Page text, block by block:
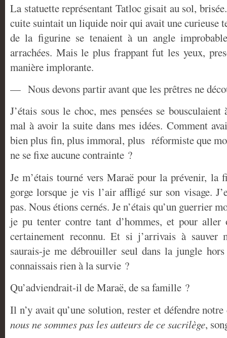
La statuette représentant Tatloc gisait au sol,
cuite suintait un liquide noir qui avait une curieuse
de la figurine se tenaient à un angle
arrachées. Mais le plus frappant fut les yeux,
manière implorante.
— Nous devons partir avant que les prêtres ne
J’étais sous le choc, mes pensées se
mal à avoir la suite dans mes idées. Comment
bien plus fin, plus immoral, plus réformiste que
ne se fixe aucune contrainte ?
Je m’étais tourné vers Maraë pour la prévenir, la
gorge lorsque je vis l’air affligé sur son visage.
pas. Nous étions cernés. Je n’étais qu’un guerrier
je pu tenter contre tant d’hommes, et pour
certainement reconnu. Et si j’arrivais à sauver
saurais-je me débrouiller seul dans la jungle
connaissais rien à la survie ?
Qu’adviendrait-il de Maraë, de sa famille ?
Il n’y avait qu’une solution, rester et défendre
nous ne sommes pas les auteurs de ce sacrilège,